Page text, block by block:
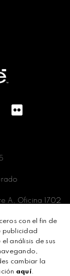
A, Oficina 1702
con el fin de
publicidad
análisis de sus
cambiar la
aquí.